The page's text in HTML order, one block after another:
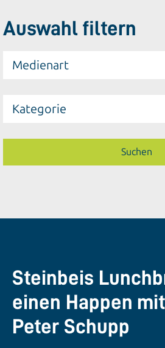
Auswahl filtern
Medienart
Kategorie
Steinbeis
einen Happen
Peter Schupp